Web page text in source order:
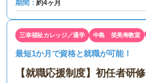
期間：約4ヶ月
三幸福祉カレッジ／通学 中島 笑美寿教室
最短1か月で資格と就職が可能！
【就職応援制度】初任者研修